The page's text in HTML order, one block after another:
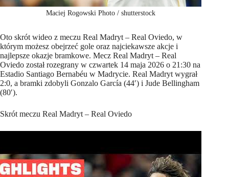
Maciej Rogowski Photo / shutterstock
Oto skrót wideo z meczu Real Madryt – Real Oviedo, w
którym możesz obejrzeć gole oraz najciekawsze akcje i
najlepsze okazje bramkowe. Mecz Real Madryt – Real
Oviedo został rozegrany w czwartek 14 maja 2026 o 21:30 na
Estadio Santiago Bernabéu w Madrycie. Real Madryt wygrał
2:0, a bramki zdobyli Gonzalo García (44′) i Jude Bellingham
(80′).
Skrót meczu Real Madryt – Real Oviedo